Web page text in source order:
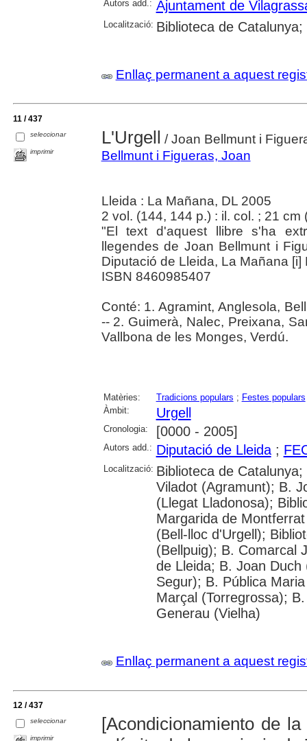
Autors add.: Ajuntament de
Localització: Biblioteca de
Enllaç permanent a aquest
11 / 437
seleccionar
imprimir
L'Urgell / Joan Bellmunt i
Bellmunt i Figueras, Joan
Lleida : La Mañana, DL 2005
2 vol. (144, 144 p.) : il. col. ; 21 cm
"El text d'aquest llibre s'ha
llegendes de Joan Bellmunt i
Diputació de Lleida, La Mañana [i]
ISBN 8460985407
Conté: 1. Agramint, Anglesola,
-- 2. Guimerà, Nalec, Preixana,
Vallbona de les Monges, Verdú.
Matèries: Tradicions populars ; Festes populars
Àmbit:
Urgell
Cronologia: [0000 - 2005]
Autors add.: Diputació de Lleida;
Localització: Biblioteca de
Viladot (Agramunt); B.
(Llegat Lladonosa);
Margarida de
(Bell-lloc d'Urgell);
(Bellpuig); B. Comarcal
de Lleida; B. Joan
Segur); B. Pública
Marçal (Torregrossa);
Generau (Vielha)
Enllaç permanent a aquest
12 / 437
seleccionar
imprimir
[Acondicionamiento de